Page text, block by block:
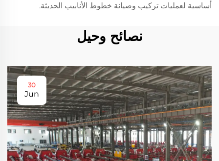
أساسية لعمليات تركيب وصيانة خطوط الأنابيب الحديثة.
نصائح وحيل
30
Jun